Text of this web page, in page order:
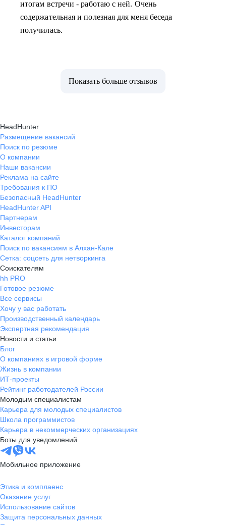
итогам встречи - работаю с ней. Очень
содержательная и полезная для меня беседа
получилась.
Показать больше отзывов
HeadHunter
Размещение вакансий
Поиск по резюме
О компании
Наши вакансии
Реклама на сайте
Требования к ПО
Безопасный HeadHunter
HeadHunter API
Партнерам
Инвесторам
Каталог компаний
Поиск по вакансиям в Алхан-Кале
Сетка: соцсеть для нетворкинга
Соискателям
hh PRO
Готовое резюме
Все сервисы
Хочу у вас работать
Производственный календарь
Экспертная рекомендация
Новости и статьи
Блог
О компаниях в игровой форме
Жизнь в компании
ИТ-проекты
Рейтинг работодателей России
Молодым специалистам
Карьера для молодых специалистов
Школа программистов
Карьера в некоммерческих организациях
Боты для уведомлений
Мобильное приложение
Этика и комплаенс
Оказание услуг
Использование сайтов
Защита персональных данных